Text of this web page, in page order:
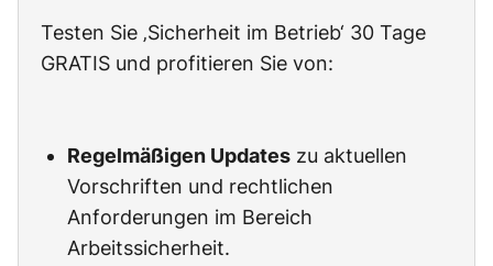
Testen Sie ‚Sicherheit im Betrieb‘ 30 Tage
GRATIS und profitieren Sie von:
Regelmäßigen Updates zu aktuellen
Vorschriften und rechtlichen
Anforderungen im Bereich
Arbeitssicherheit.